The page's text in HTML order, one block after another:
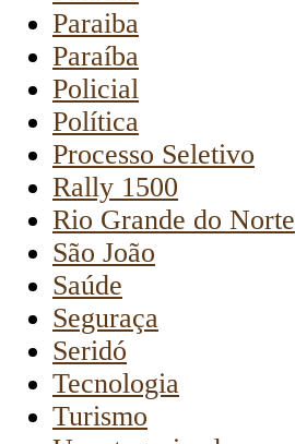
Paraiba
Paraíba
Policial
Política
Processo Seletivo
Rally 1500
Rio Grande do Norte
São João
Saúde
Seguraça
Seridó
Tecnologia
Turismo